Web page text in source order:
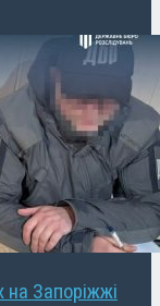
на Запоріжжі